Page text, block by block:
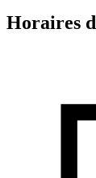
Horaires